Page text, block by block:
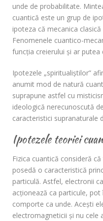
unde de probabilitate.
cuantică este un grup de
ipoteza că mecanica
Fenomenele cuantico-
funcţia creierului şi ar putea
Ipotezele „spiritualiştilor”
anumit mod de natură
suprapune astfel cu
ideologică nerecunoscută
caracteristici supranaturale
Ipotezele teoriei
Fizica cuantică consideră
posedă o caracteristică
particulă. Astfel, electronii
acţionează ca particule, pot
comporte ca unde. Acești
electromagneticii şi nu cele